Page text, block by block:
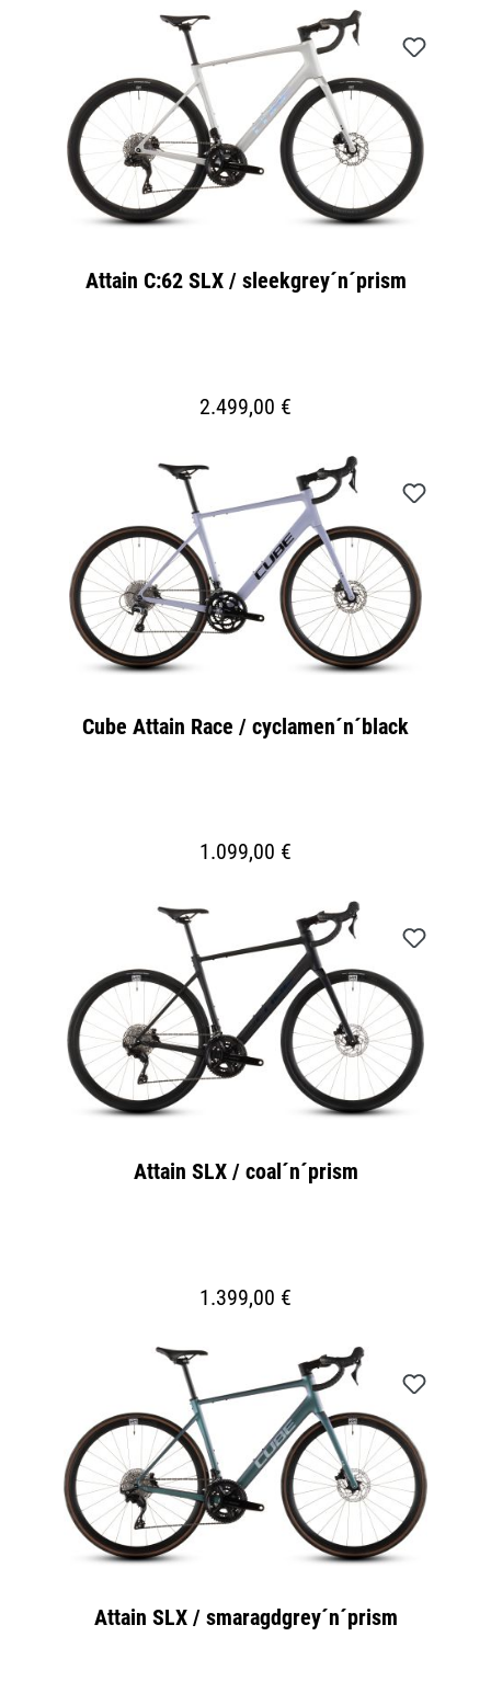
Attain C:62 SLX / sleekgrey´n´prism
2.499,00 €
Cube Attain Race / cyclamen´n´black
1.099,00 €
Attain SLX / coal´n´prism
1.399,00 €
Attain SLX / smaragdgrey´n´prism